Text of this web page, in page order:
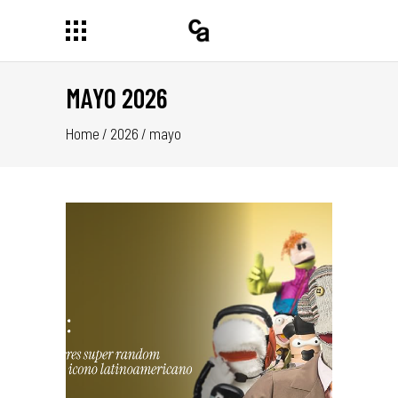
MAYO 2026
Home / 2026 / mayo